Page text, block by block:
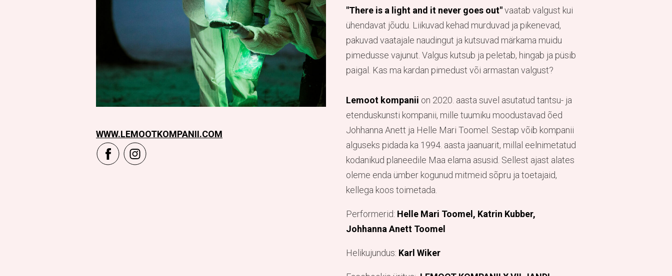
WWW.LEMOOTKOMPANII.COM
"There is a light and it never goes out"vaatab valgust kui
ühendavat jõudu. Liikuvad kehad murduvad ja pikenevad,
pakuvad vaatajale naudingut ja kutsuvad märkama muidu
pimedusse vajunut. Valgus kutsub ja peletab, hingab ja püsib
paigal. Kas ma kardan pimedust või armastan valgust?
Lemoot kompanii on 2020. aasta suvel asutatud tantsu- ja
etenduskunsti kompanii, mille tuumiku moodustavad õed
Johhanna Anett ja Helle Mari Toomel. Sestap võib kompanii
alguseks pidada ka 1994. aasta jaanuarit, millal eelnimetatud
kodanikud planeedile Maa elama asusid. Sellest ajast alates
oleme enda ümber kogunud mitmeid sõpru ja toetajaid,
kellega koos toimetada.
Performerid: Helle Mari Toomel, Katrin Kubber,
Johhanna Anett Toomel
Helikujundus: Karl Wiker